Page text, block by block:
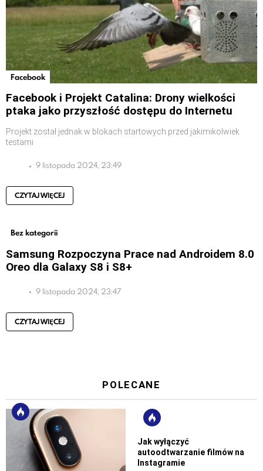
Facebook
Facebook i Projekt Catalina: Drony wielkości
ptaka jako przyszłość dostępu do Internetu
Projekt został jednak w blokach startowych przed jakimikolwiek
testami
9 listopada 2024, 23:49
CZYTAJ WIĘCEJ
Bez kategorii
Samsung Rozpoczyna Prace nad Androidem 8.0
Oreo dla Galaxy S8 i S8+
9 listopada 2024, 23:47
CZYTAJ WIĘCEJ
POLECANE
Jak wyłączyć
autoodtwarzanie filmów na
Instagramie